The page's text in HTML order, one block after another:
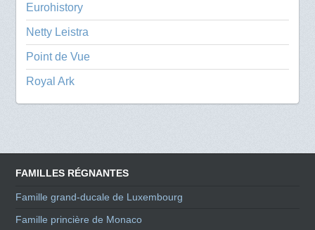
Eurohistory
Netty Leistra
Point de Vue
Royal Ark
FAMILLES RÉGNANTES
Famille grand-ducale de Luxembourg
Famille princière de Monaco